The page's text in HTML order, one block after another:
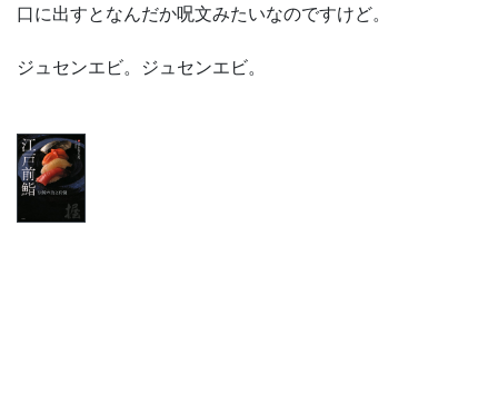
口に出すとなんだか呪文みたいなのですけど。
ジュセンエビ。ジュセンエビ。